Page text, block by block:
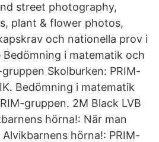
street photography,
plant & flower photos,
och nationella prov i
i matematik och
Skolburken: PRIM-
Bedömning i matematik
gruppen. 2M Black LVB
hörna!: När man
hörna!: PRIM-